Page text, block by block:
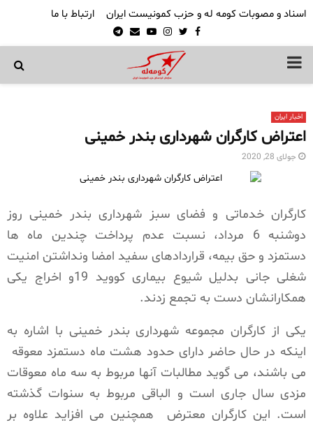
اسناد و مصوبات کومه له و حزب کمونیست ایران ارتباط با ما
Facebook
Twitter
Instagram
Youtube
Email
Telegram
PRIMARY
اخبار ایران
اعتراض کارگران شهرداری بندر خمینی
جولای 28, 2020
کارگران خدماتی و فضای سبز شهرداری بندر خمینی روز
دوشنبه 6 مرداد، نسبت عدم پرداخت چندین ماه ها
دستمزد و حق بیمه، قراردادهای سفید امضا ونداشتن امنیت
شغلی جانی بدلیل شیوع بیماری کووید 19و اخراج یکی
همکارانشان دست به تجمع زدند.
یکی از کارگران مجموعه شهرداری بندر خمینی با اشاره به
اینکه در حال حاضر دارای حدود هشت ماه دستمزد معوقه
می باشند، می گوید مطالبات آنها مربوط به سه ماه معوقات
مزدی سال جاری است و الباقی مربوط به سنوات گذشته
است. این کارگران معترض
همچنین می افزاید علاوه بر